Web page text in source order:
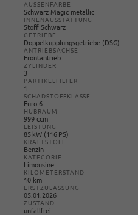
AUSSENFARBE
Schwarz Magic metallic
INNENAUSSTATTUNG
Stoff Schwarz
GETRIEBE
Doppelkupplungsgetriebe (DSG)
ANTRIEBSACHSE
Frontantrieb
ZYLINDER
3
PARTIKELFILTER
1
SCHADSTOFFKLASSE
Euro 6
HUBRAUM
999 ccm
LEISTUNG
85 kW (116 PS)
KRAFTSTOFF
Benzin
KATEGORIE
Limousine
KILOMETERSTAND
10 km
ERSTZULASSUNG
05.01.2026
ZUSTAND
unfallfrei